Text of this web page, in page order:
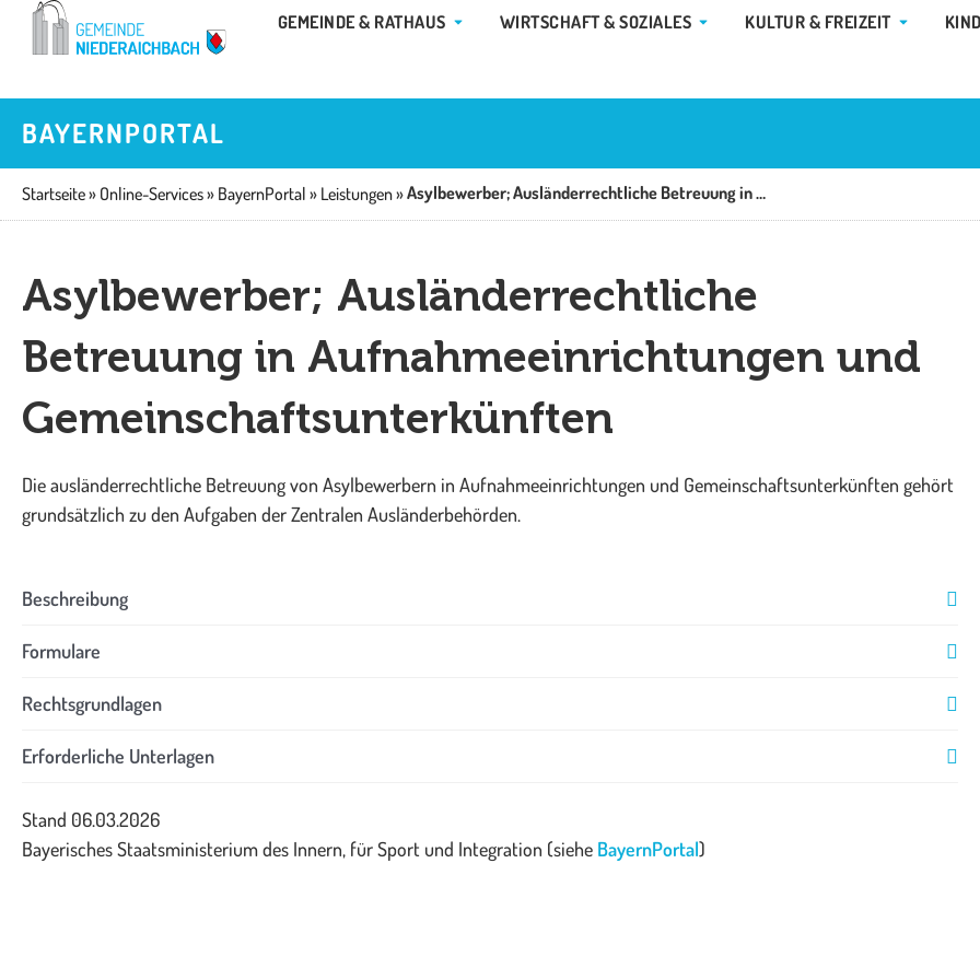
Zum
GEMEINDE & RATHAUS ÖFFNE GEMEINDE & RATHAUS
WIRTSCHAFT & SOZIALES ÖFFNE WIRTSCHAFT & SOZIALES
KULTUR & FREIZEIT ÖFFNE
BAYERNPORTAL
Startseite» Online-Services» BayernPortal » Leistungen» Asylbewerber; Ausländerrechtliche Betreuung in Aufnahmeeinrichtungen und Gemeinschaftsunterkünften
Asylbewerber; Ausländerrechtliche
Betreuung in Aufnahmeeinrichtungen und
Gemeinschaftsunterkünften
Die ausländerrechtliche Betreuung von Asylbewerbern in Aufnahmeeinrichtungen und Gemeinschaftsunterkünften gehört
grundsätzlich zu den Aufgaben der Zentralen Ausländerbehörden.
Beschreibung
Formulare
Rechtsgrundlagen
Erforderliche Unterlagen
Stand 06.03.2026
Bayerisches Staatsministerium des Innern, für Sport und Integration (siehe BayernPortal)